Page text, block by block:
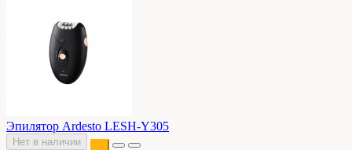
Эпилятор Ardesto LESH-Y305
Нет в наличии